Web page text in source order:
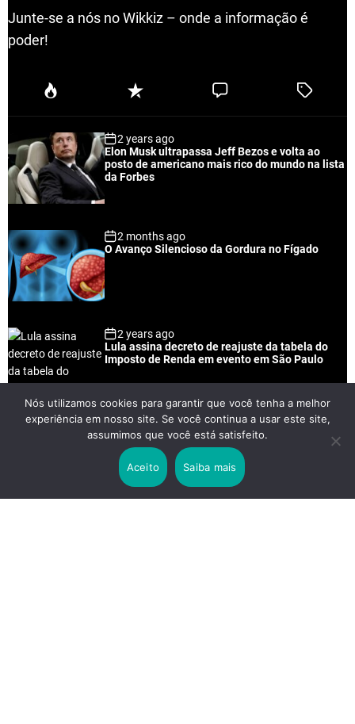
Junte-se a nós no Wikkiz – onde a informação é
poder!
P
u
a
r
R
e
n
t
C
e
T
e
2 years ago
Elon Musk ultrapassa Jeff Bezos e volta ao
posto de americano mais rico do mundo na lista
da Forbes
2 months ago
O Avanço Silencioso da Gordura no Fígado
2 years ago
Lula assina decreto de reajuste da tabela do
Imposto de Renda em evento em São Paulo
2 years ago
Lei Rouanet e Petrobras financiam evento em
que Lula pediu votos para Boulos
Nós utilizamos cookies para garantir que você tenha a melhor
experiência em nosso site. Se você continua a usar este site,
assumimos que você está satisfeito.
Aceito Saiba mais